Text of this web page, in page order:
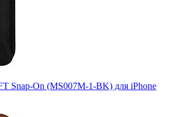
Snap-On (MS007M-1-BK) для iPhone